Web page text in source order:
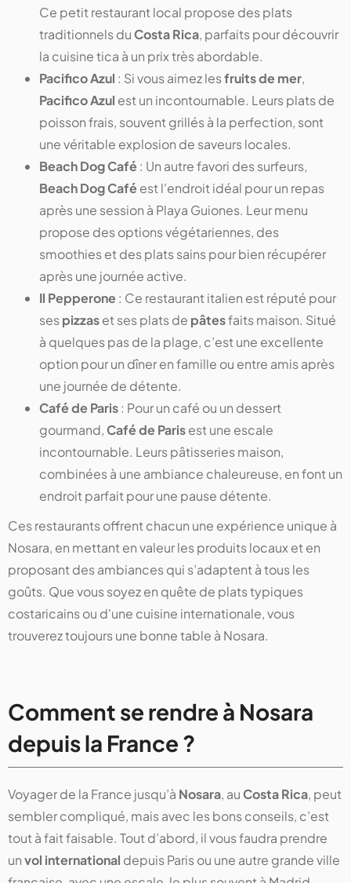
Ce petit restaurant local propose des plats
traditionnels du Costa Rica, parfaits pour découvrir
la cuisine tica à un prix très abordable.
Pacifico Azul : Si vous aimez lesfruits de mer,
Pacifico Azul est un incontournable. Leurs plats de
poisson frais, souvent grillés à la perfection, sont
une véritable explosion de saveurs locales.
Beach Dog Café: Un autre favori des surfeurs,
Beach Dog Caféest l'endroit idéal pour un repas
après une session à Playa Guiones. Leur menu
propose des options végétariennes, des
smoothies et des plats sains pour bien récupérer
après une journée active.
Il Pepperone: Ce restaurant italien est réputé pour
sespizzaset ses plats de pâtesfaits maison. Situé
à quelques pas de la plage, c’est une excellente
option pour un dîner en famille ou entre amis après
une journée de détente.
Café de Paris: Pour un café ou un dessert
gourmand, Café de Parisest une escale
incontournable. Leurs pâtisseries maison,
combinées à une ambiance chaleureuse, en font un
endroit parfait pour une pause détente.
Ces restaurants offrent chacun une expérience unique à
Nosara, en mettant en valeur les produits locaux et en
proposant des ambiances qui s’adaptent à tous les
goûts. Que vous soyez en quête de plats typiques
costaricains ou d'une cuisine internationale, vous
trouverez toujours une bonne table à Nosara.
Comment se rendre à Nosara
depuis la France ?
Voyager de la France jusqu’à Nosara, au Costa Rica, peut
sembler compliqué, mais avec les bons conseils, c’est
tout à fait faisable. Tout d’abord, il vous faudra prendre
unvol international depuis Paris ou une autre grande ville